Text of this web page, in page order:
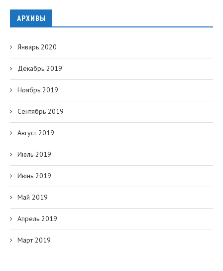
АРХИВЫ
Январь 2020
Декабрь 2019
Ноябрь 2019
Сентябрь 2019
Август 2019
Июль 2019
Июнь 2019
Май 2019
Апрель 2019
Март 2019